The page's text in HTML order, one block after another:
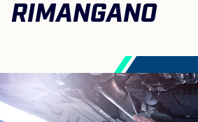
Distributori
Chi siamo
RIMANGANO